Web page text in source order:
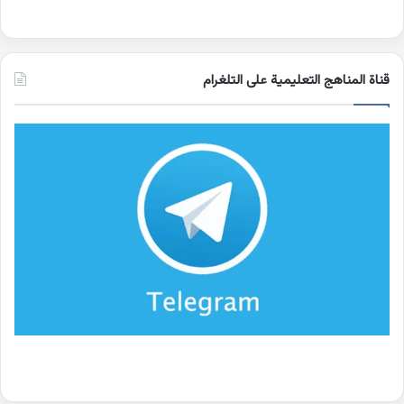
قناة المناهج التعليمية على التلغرام